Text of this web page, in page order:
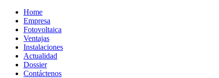
Home
Empresa
Fotovoltaica
Ventajas
Instalaciones
Actualidad
Dossier
Contáctenos